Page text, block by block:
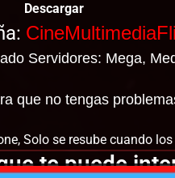
Descargar
Servidores: Mega,
que no tengas
Solo se resube cuando
te puede